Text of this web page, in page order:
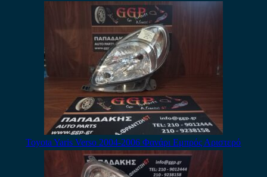
Toyota Yaris Verso 2004-2006 Φανάρι Εμπρός Αριστερό